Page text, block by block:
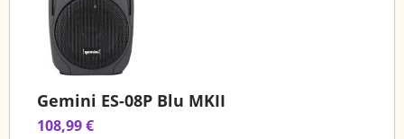
Gemini ES-08P Blu MKII
108,99 €